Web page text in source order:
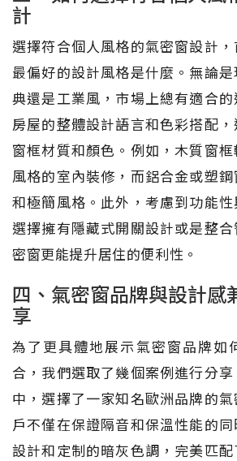
計
選擇符合個人風格的氣密窗設計
最偏好的設計風格是什麼。無論
典還是工業風，市場上總有適合
房屋的整體設計語言和色彩搭配
窗框材質和顏色。例如，木質窗
風格的室內裝修，而鋁合金或塑
和極簡風格。此外，考慮到功能性
選擇擁有隱藏式開關設計或是整
密窗更能提升居住的便利性。
四、氣密窗品牌與設計感
享
為了更具體地展示氣密窗品牌如
合，我們選取了幾個案例進行分
中，選擇了一家知名歐洲品牌的
戶不僅在保證隔音和保溫性能的
設計和定制的暗灰色調，完美匹